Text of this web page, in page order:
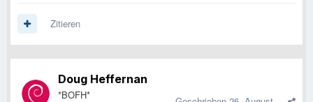
Zitieren
Doug Heffernan
*BOFH*